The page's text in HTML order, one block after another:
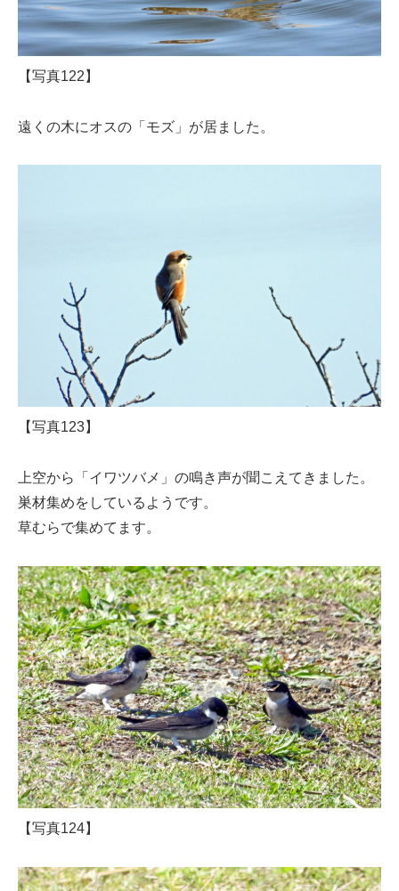
【写真122】
遠くの木にオスの「モズ」が居ました。
【写真123】
上空から「イワツバメ」の鳴き声が聞こえてきました。
巣材集めをしているようです。
草むらで集めてます。
【写真124】